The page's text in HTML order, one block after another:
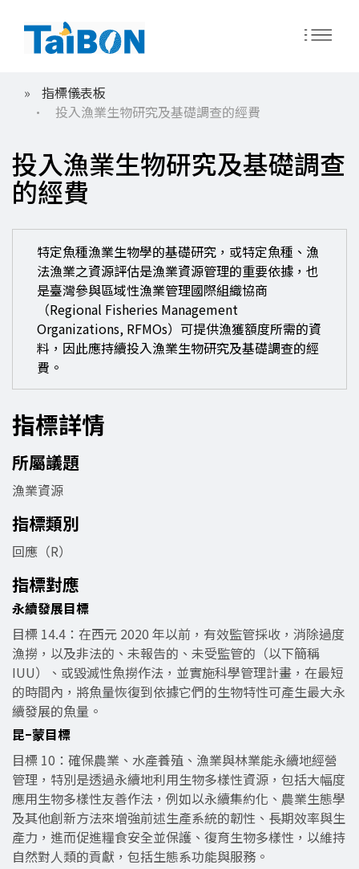
容
導
航
連
結
指標儀表板
投入漁業生物研究及基礎調查的經費
投入漁業生物研究及基礎調查
的經費
特定魚種漁業生物學的基礎研究，或特定魚種、漁
法漁業之資源評估是漁業資源管理的重要依據，也
是臺灣參與區域性漁業管理國際組織協商
（Regional Fisheries Management
Organizations, RFMOs）可提供漁獲額度所需的資
料，因此應持續投入漁業生物研究及基礎調查的經
費。
指標詳情
所屬議題
漁業資源
指標類別
回應（R）
指標對應
永續發展目標
目標 14.4：在西元 2020 年以前，有效監管採收，消除過度
漁撈，以及非法的、未報告的、未受監管的（以下簡稱
IUU）、或毀滅性魚撈作法，並實施科學管理計畫，在最短
的時間內，將魚量恢復到依據它們的生物特性可產生最大永
續發展的魚量。
昆–蒙目標
目標 10：確保農業、水產養殖、漁業與林業能永續地經營
管理，特別是透過永續地利用生物多樣性資源，包括大幅度
應用生物多樣性友善作法，例如以永續集約化、農業生態學
及其他創新方法來增強前述生產系統的韌性、長期效率與生
產力，進而促進糧食安全並保護、復育生物多樣性，以維持
自然對人類的貢獻，包括生態系功能與服務。